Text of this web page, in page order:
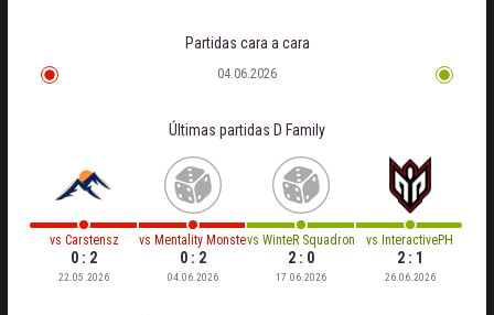
Últimas partidas D Family
vs Carstensz
0 : 2
22.05.2026
vs Mentality Monster
0 : 2
04.06.2026
vs WinteR SquadronS
2 : 0
17.06.2026
vs InteractivePH
2 : 1
26.06.2026
Partidas cara a cara
04.06.2026